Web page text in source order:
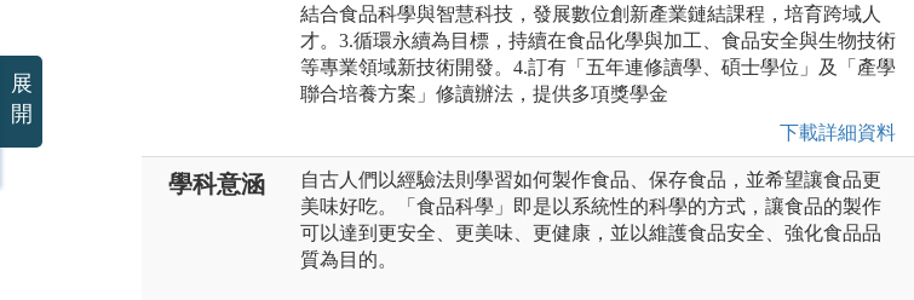
結合食品科學與智慧科技，發展數位創新產業鏈結課程，培育跨域人
才。3.循環永續為目標，持續在食品化學與加工、食品安全與生物技術
等專業領域新技術開發。4.訂有「五年連修讀學、碩士學位」及「產學
聯合培養方案」修讀辦法，提供多項獎學金
下載詳細資料
學科意涵
自古人們以經驗法則學習如何製作食品、保存食品，並希望讓食品更
美味好吃。「食品科學」即是以系統性的科學的方式，讓食品的製作
可以達到更安全、更美味、更健康，並以維護食品安全、強化食品品
質為目的。
展
開